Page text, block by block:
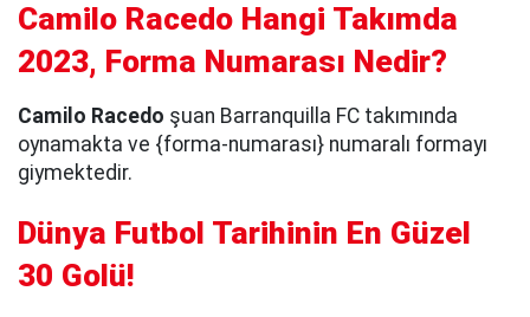
Camilo Racedo Hangi Takımda
2023, Forma Numarası Nedir?
Camilo Racedo şuan Barranquilla FC takımında
oynamakta ve {forma-numarası} numaralı formayı
giymektedir.
Dünya Futbol Tarihinin En Güzel
30 Golü!